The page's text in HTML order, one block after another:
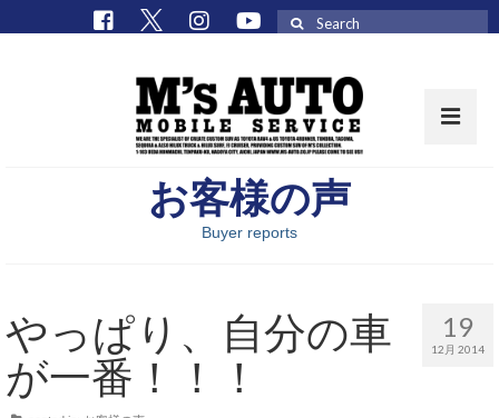
取扱車種一覧
M’sCollectionパーツ一覧
エムズオート
お客様の声
Buyer reports
19
12月 2014
やっぱり、自分の車
が一番！！！